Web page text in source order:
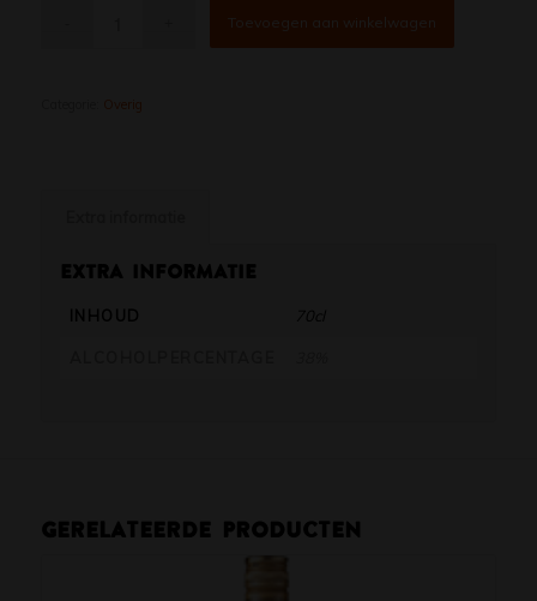
Toevoegen aan winkelwagen
Overig
Extra informatie
INHOUD 70cl
Gerelateerde producten